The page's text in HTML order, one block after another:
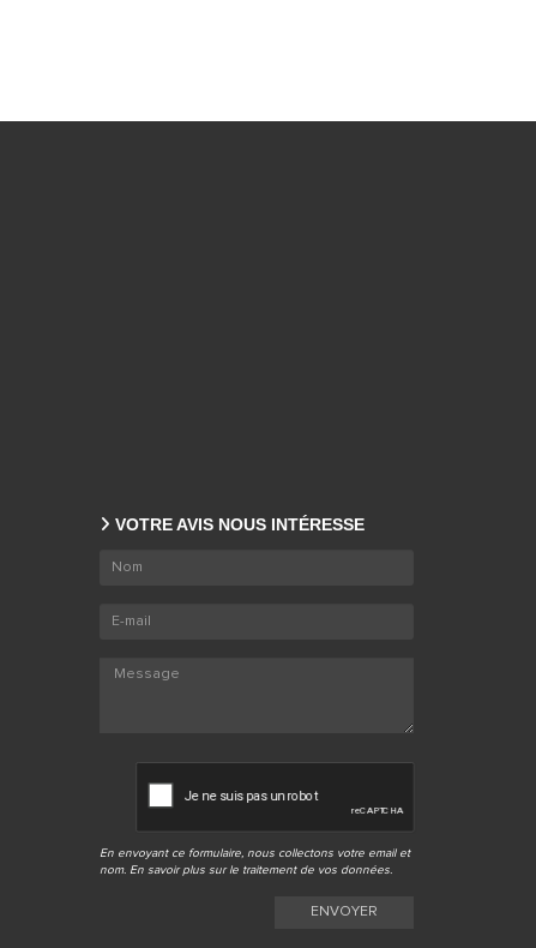
VOTRE AVIS NOUS INTÉRESSE
En envoyant ce formulaire, nous collectons votre email et
nom. En savoir plus sur le traitement de vos données.
ENVOYER